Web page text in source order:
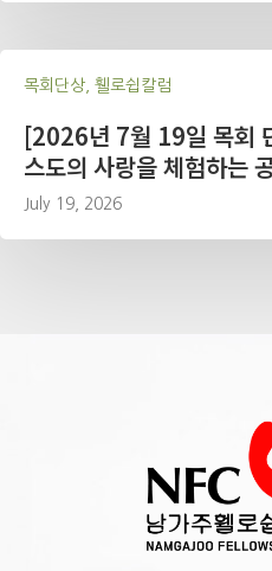
목회단상, 휄로쉽칼럼
[2026년 7월 19일 목회
스도의 사랑을 체험하는
July 19, 2026